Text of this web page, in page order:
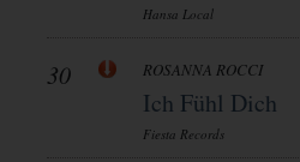
Hansa Local
30 ROSANNA ROCCI
Ich Fühl Dich
Fiesta Records